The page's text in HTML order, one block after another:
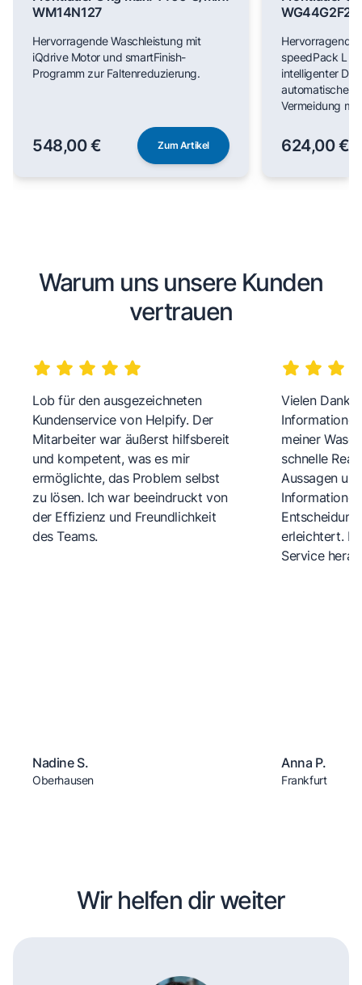
WM14N127
Hervorragende Waschleistung mit
iQdrive Motor und smartFinish-
Programm zur Faltenreduzierung.
548,00 € Zum Artikel
WG44G2F22
Hervorragende
speedPack L
intelligenter
automatischer
Vermeidung
624,00 €
Warum uns unsere Kunden
vertrauen
Lob für den ausgezeichneten
Kundenservice von Helpify. Der
Mitarbeiter war äußerst hilfsbereit
und kompetent, was es mir
ermöglichte, das Problem selbst
zu lösen. Ich war beeindruckt von
der Effizienz und Freundlichkeit
des Teams.
Nadine S.
Oberhausen
Vielen Dank
meiner
schnelle
Aussagen
erleichtert.
Service
Anna P.
Frankfurt
Wir helfen dir weiter